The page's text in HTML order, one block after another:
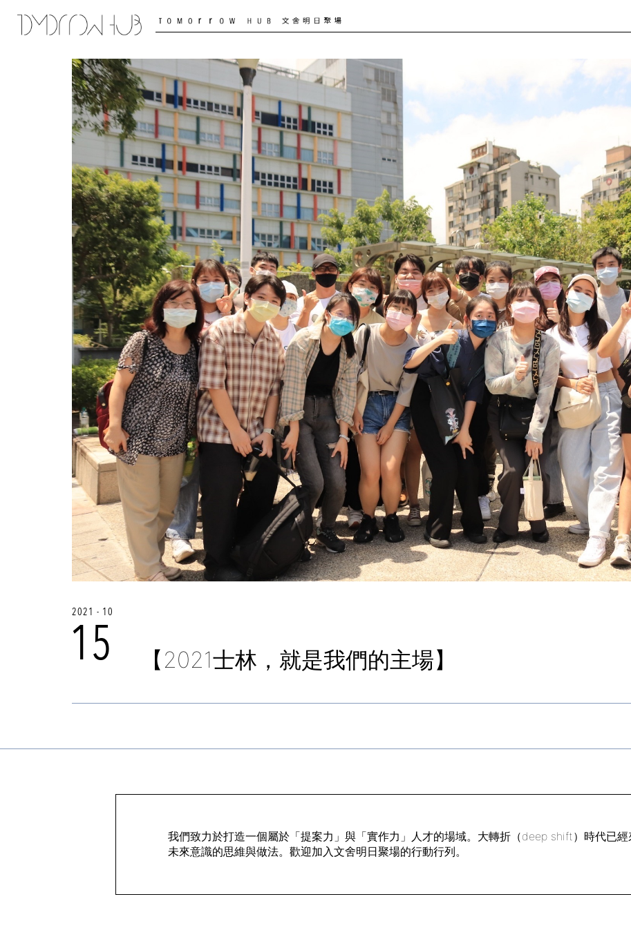
2021 - 10
15 【2021士林，就是我們的主場】
我們致力於打造一個屬於「提案力」與「實作力」人才的場域。大轉折（deep shift）時代已
未來意識的思維與做法。歡迎加入文舍明日聚場的行動行列。